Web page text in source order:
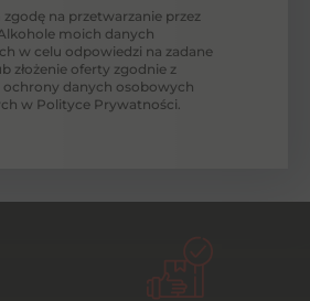
zgodę na przetwarzanie przez
moich danych
w celu odpowiedzi na zadane
złożenie oferty zgodnie z
ochrony danych osobowych
w Polityce Prywatności.